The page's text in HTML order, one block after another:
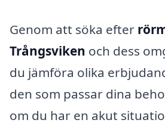
Genom att söka efter
Trångsviken och dess
du jämföra olika
den som passar dina
om du har en akut